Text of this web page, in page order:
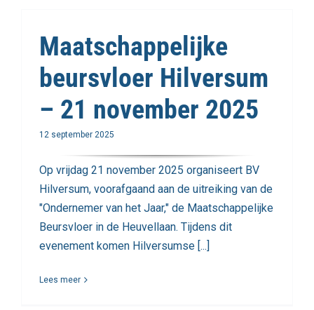
Maatschappelijke
beursvloer Hilversum
– 21 november 2025
12 september 2025
Op vrijdag 21 november 2025 organiseert BV
Hilversum, voorafgaand aan de uitreiking van de
"Ondernemer van het Jaar," de Maatschappelijke
Beursvloer in de Heuvellaan. Tijdens dit
evenement komen Hilversumse [...]
Lees meer